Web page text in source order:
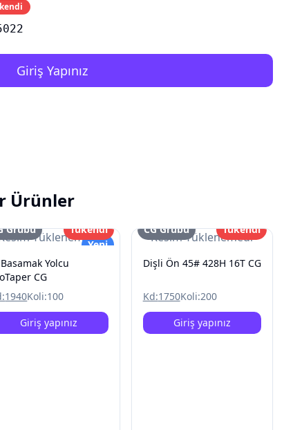
Giriş Yapınız
Ürünler
Yüklenemedi
Yeni
Grubu Tükendi
Basamak Yolcu
CG
1940Koli:100
Giriş yapınız
Resim Yüklenemedi
CG Grubu Tükendi
Dişli Ön 45# 428H 16T CG
Kd:1750Koli:200
Giriş yapınız